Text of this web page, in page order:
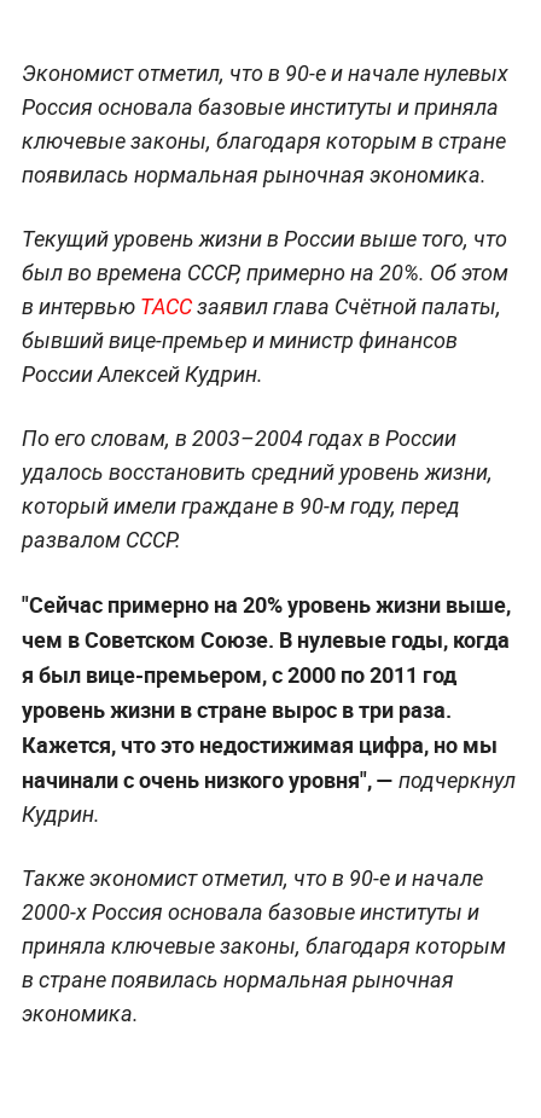
Экономист отметил, что в 90-е и начале нулевых
Россия основала базовые институты и приняла
ключевые законы, благодаря которым в стране
появилась нормальная рыночная экономика.
Текущий уровень жизни в России выше того, что
был во времена СССР, примерно на 20%. Об этом
в интервью ТАССзаявил глава Счётной палаты,
бывший вице-премьер и министр финансов
России Алексей Кудрин.
По его словам, в 2003–2004 годах в России
удалось восстановить средний уровень жизни,
который имели граждане в 90-м году, перед
развалом СССР.
"Сейчас примерно на 20% уровень жизни выше,
чем в Советском Союзе. В нулевые годы, когда
я был вице-премьером, с 2000 по 2011 год
уровень жизни в стране вырос в три раза.
Кажется, что это недостижимая цифра, но мы
начинали с очень низкого уровня", — подчеркнул
Кудрин.
Также экономист отметил, что в 90-е и начале
2000-х Россия основала базовые институты и
приняла ключевые законы, благодаря которым
в стране появилась нормальная рыночная
экономика.